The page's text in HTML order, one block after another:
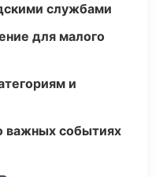
службами
для малого
и
важных событиях